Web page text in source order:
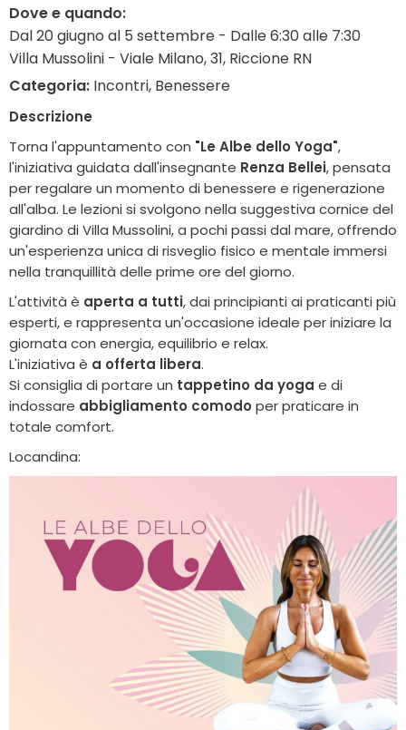
Dove e quando:
Dal 20 giugno al 5 settembre - Dalle 6:30 alle 7:30
Villa Mussolini - Viale Milano, 31, Riccione RN
Categoria: Incontri, Benessere
Descrizione
Torna l'appuntamento con "Le Albe dello Yoga",
l'iniziativa guidata dall'insegnante Renza Bellei, pensata
per regalare un momento di benessere e rigenerazione
all'alba. Le lezioni si svolgono nella suggestiva cornice del
giardino di Villa Mussolini, a pochi passi dal mare, offrendo
un'esperienza unica di risveglio fisico e mentale immersi
nella tranquillità delle prime ore del giorno.
L'attività è aperta a tutti, dai principianti ai praticanti più
esperti, e rappresenta un'occasione ideale per iniziare la
giornata con energia, equilibrio e relax.
L'iniziativa è a offerta libera.
Si consiglia di portare un tappetino da yoga e di
indossare abbigliamento comodo per praticare in
totale comfort.
Locandina: